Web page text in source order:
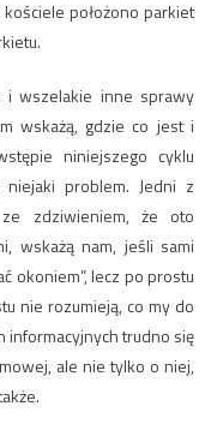
położono parkiet
i wszelakie inne sprawy
wskażą, gdzie co jest i
niniejszego cyklu
problem. Jedni z
zdziwieniem, że oto
wskażą nam, jeśli sami
okoniem”, lecz po prostu
nie rozumieją, co my do
informacyjnych trudno się
ale nie tylko o niej,